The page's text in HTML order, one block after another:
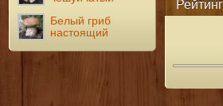
Белый гриб
настоящий